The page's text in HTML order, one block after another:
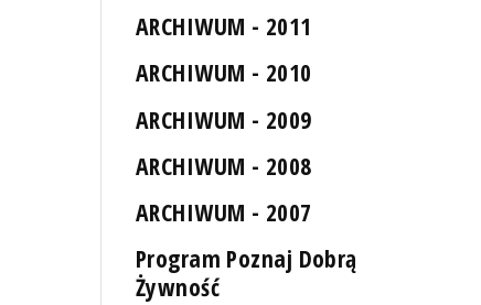
ARCHIWUM - 2011
ARCHIWUM - 2010
ARCHIWUM - 2009
ARCHIWUM - 2008
ARCHIWUM - 2007
Program Poznaj Dobrą
Żywność